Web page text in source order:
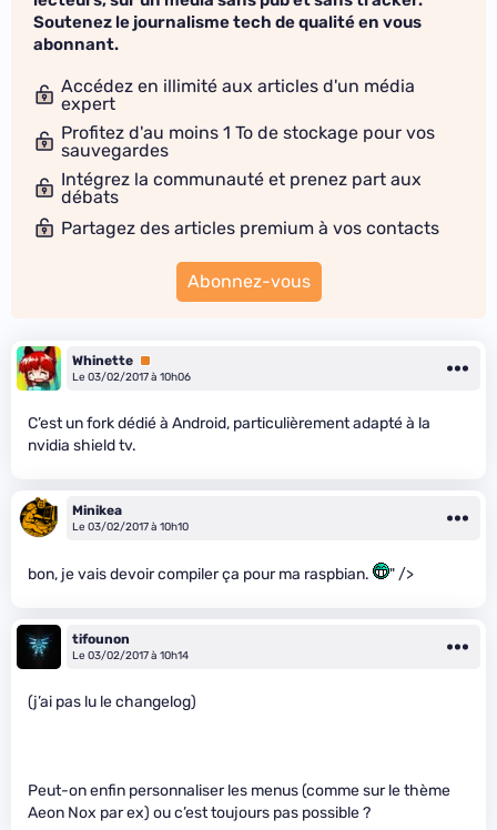
Soutenez le journalisme tech de qualité en vous
abonnant.
Accédez en illimité aux articles d'un média
expert
Profitez d'au moins 1 To de stockage pour vos
sauvegardes
Intégrez la communauté et prenez part aux
débats
Partagez des articles premium à vos contacts
Abonnez-vous
Whinette Premium
Le 03/02/2017 à 10h06
C’est un fork dédié à Android, particulièrement adapté à la
nvidia shield tv.
Minikea
Le 03/02/2017 à 10h10
bon, je vais devoir compiler ça pour ma raspbian. " />
tifounon
Le 03/02/2017 à 10h14
(j’ai pas lu le changelog)
Peut-on enfin personnaliser les menus (comme sur le thème
Aeon Nox par ex) ou c’est toujours pas possible ?